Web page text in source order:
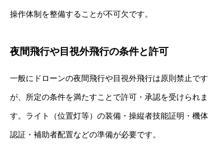
操作体制を整備することが不可欠です。
夜間飛行や目視外飛行の条件と許可
一般にドローンの夜間飛行や目視外飛行は原則禁止です
が、所定の条件を満たすことで許可・承認を受けられま
す。ライト（位置灯等）の装備・操縦者技能証明・機体
認証・補助者配置などの準備が必要です。